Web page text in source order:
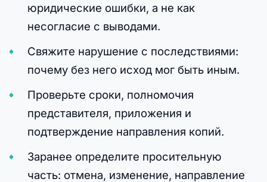
юридические ошибки, а не как
несогласие с выводами.
Свяжите нарушение с последствиями:
почему без него исход мог быть иным.
Проверьте сроки, полномочия
представителя, приложения и
подтверждение направления копий.
Заранее определите просительную
часть: отмена, изменение, направление